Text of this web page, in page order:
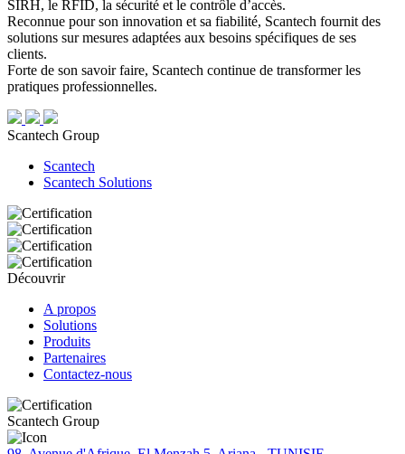
SIRH, le RFID, la sécurité et le contrôle d’accès.
Reconnue pour son innovation et sa fiabilité, Scantech fournit des
solutions sur mesures adaptées aux besoins spécifiques de ses
clients.
Forte de son savoir faire, Scantech continue de transformer les
pratiques professionnelles.
Scantech Group
Scantech
Scantech Solutions
Découvrir
A propos
Solutions
Produits
Partenaires
Contactez-nous
Scantech Group